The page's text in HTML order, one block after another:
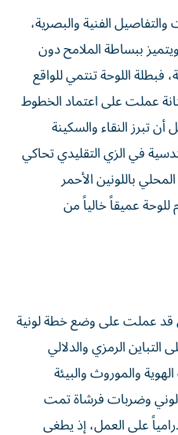
الفنية والبصرية،
ببساطة الملامح دون
فبطلة اللوحة تنتمي للواقع
عملت على اعتماد الخطوط
أن تبرز النقاء والسكينة
في الزي التقليدي تحاكي
باللونين الأحمر
للوحة عميقاً خالياً من
قد عملت على وضع خطة لونية
الرمزي والدلالي
والموروث والبيئة
لوني وضربات فرشاة تمت
على العمل، إذ يطغى